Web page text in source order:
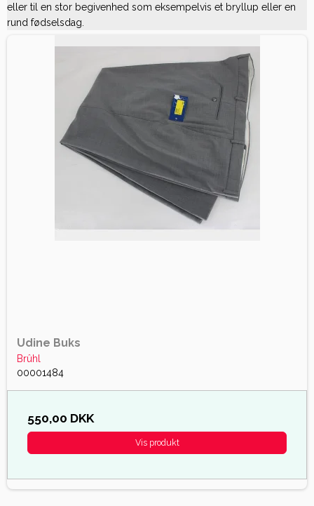
eller til en stor begivenhed som eksempelvis et bryllup eller en
rund fødselsdag.
Udine Buks
Brûhl
00001484
550,00 DKK
Vis produkt